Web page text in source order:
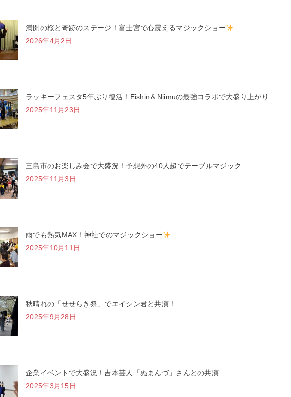
満開の桜と奇跡のステージ！富士宮で心震えるマジックショー
2026年4月2日
ラッキーフェスタ5年ぶり復活！Eishin＆Niimuの最強コラボで大盛り上がり
2025年11月23日
三島市のお楽しみ会で大盛況！予想外の40人超でテーブルマジック
2025年11月3日
雨でも熱気MAX！神社でのマジックショー
2025年10月11日
秋晴れの「せせらき祭」でエイシン君と共演！
2025年9月28日
企業イベントで大盛況！吉本芸人「ぬまんづ」さんとの共演
2025年3月15日